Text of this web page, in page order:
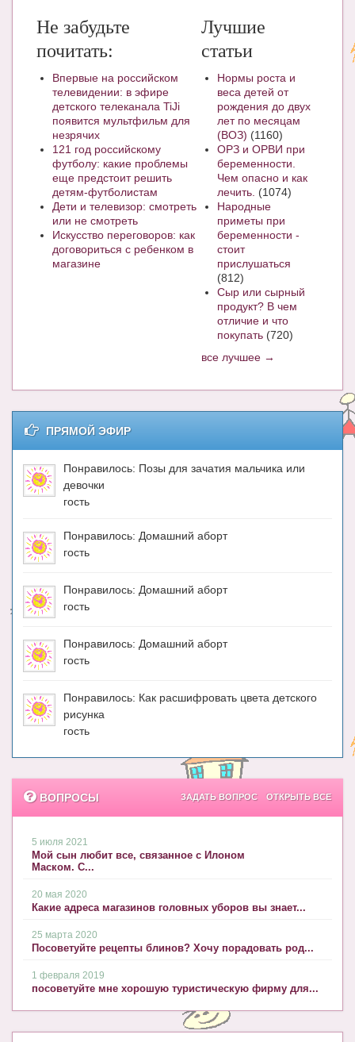
Не забудьте
почитать:
Впервые на российском
телевидении: в эфире
детского телеканала TiJi
появится мультфильм для
незрячих
121 год российскому
футболу: какие проблемы
еще предстоит решить
детям-футболистам
Дети и телевизор: смотреть
или не смотреть
Искусство переговоров: как
договориться с ребенком в
магазине
Лучшие
статьи
Нормы роста и
веса детей от
рождения до двух
лет по месяцам
(ВОЗ) (1160)
ОРЗ и ОРВИ при
беременности.
Чем опасно и как
лечить. (1074)
Народные
приметы при
беременности -
стоит
прислушаться
(812)
Сыр или сырный
продукт? В чем
отличие и что
покупать (720)
все лучшее →
ПРЯМОЙ ЭФИР
Понравилось: Позы для зачатия мальчика или
девочки
гость
Понравилось: Домашний аборт
гость
Понравилось: Домашний аборт
гость
Понравилось: Домашний аборт
гость
Понравилось: Как расшифровать цвета детского
рисунка
гость
ВОПРОСЫ ОТКРЫТЬ ВСЕ
ЗАДАТЬ ВОПРОС
5 июля 2021
Мой сын любит все, связанное с Илоном
Маском. С...
20 мая 2020
Какие адреса магазинов головных уборов вы знает...
25 марта 2020
Посоветуйте рецепты блинов? Хочу порадовать род...
1 февраля 2019
посоветуйте мне хорошую туристическую фирму для...